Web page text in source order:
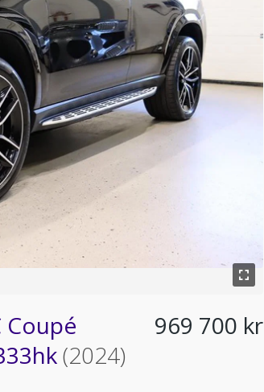
Coupé
(2024)
969 700 kr